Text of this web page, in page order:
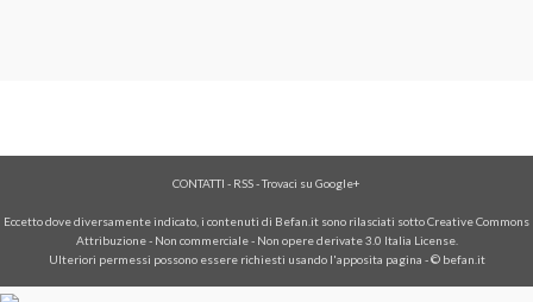
CONTATTI - RSS-Trovaci su Google+
Eccetto dove diversamente indicato, i contenuti di Befan.it sono rilasciati sotto Creative Commons
Attribuzione - Non commerciale - Non opere derivate 3.0 Italia License.
Ulteriori permessi possono essere richiesti usando l'apposita pagina - © befan.it